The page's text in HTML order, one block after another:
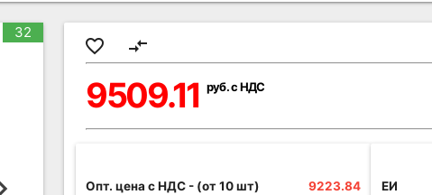
32
favorite_border compare_arrows
9509.11 руб. с НДС
Опт. цена c НДС- (от 10 шт) 9223.84 ЕИ